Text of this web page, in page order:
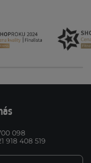
098
918 408 519